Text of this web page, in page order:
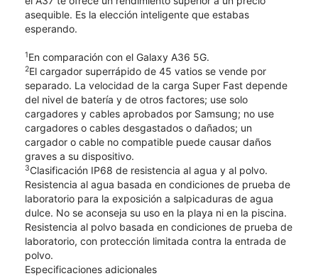
asequible. Es la elección inteligente que estabas
esperando.
1En comparación con el Galaxy A36 5G.
2El cargador superrápido de 45 vatios se vende por
separado. La velocidad de la carga Super Fast depende
del nivel de batería y de otros factores; use solo
cargadores y cables aprobados por Samsung; no use
cargadores o cables desgastados o dañados; un
cargador o cable no compatible puede causar daños
graves a su dispositivo.
3Clasificación IP68 de resistencia al agua y al polvo.
Resistencia al agua basada en condiciones de prueba de
laboratorio para la exposición a salpicaduras de agua
dulce. No se aconseja su uso en la playa ni en la piscina.
Resistencia al polvo basada en condiciones de prueba de
laboratorio, con protección limitada contra la entrada de
polvo.
Especificaciones adicionales